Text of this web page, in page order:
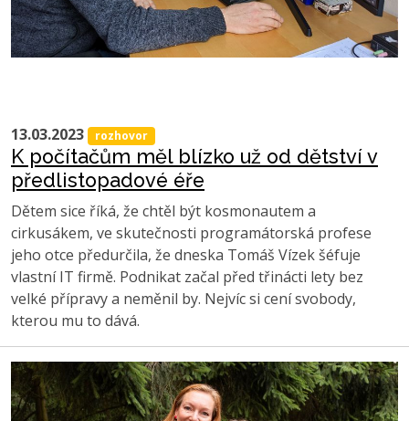
13.03.2023 rozhovor
K počítačům měl blízko už od dětství v
předlistopadové éře
Dětem sice říká, že chtěl být kosmonautem a
cirkusákem, ve skutečnosti programátorská profese
jeho otce předurčila, že dneska Tomáš Vízek šéfuje
vlastní IT firmě. Podnikat začal před třinácti lety bez
velké přípravy a neměnil by. Nejvíc si cení svobody,
kterou mu to dává.